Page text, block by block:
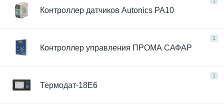
Контроллер датчиков Autonics PA10
1
Контроллер управления ПРОМА САФАР
1
Термодат-18Е6